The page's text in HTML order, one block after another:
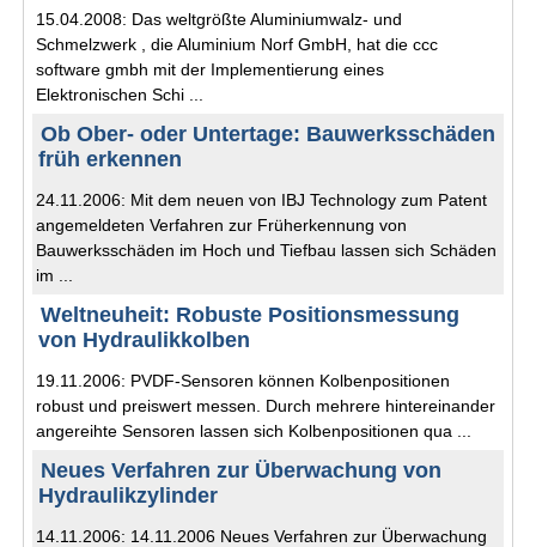
15.04.2008: Das weltgrößte Aluminiumwalz- und
Schmelzwerk , die Aluminium Norf GmbH, hat die ccc
software gmbh mit der Implementierung eines
Elektronischen Schi ...
Ob Ober- oder Untertage: Bauwerksschäden
früh erkennen
24.11.2006: Mit dem neuen von IBJ Technology zum Patent
angemeldeten Verfahren zur Früherkennung von
Bauwerksschäden im Hoch und Tiefbau lassen sich Schäden
im ...
Weltneuheit: Robuste Positionsmessung
von Hydraulikkolben
19.11.2006: PVDF-Sensoren können Kolbenpositionen
robust und preiswert messen. Durch mehrere hintereinander
angereihte Sensoren lassen sich Kolbenpositionen qua ...
Neues Verfahren zur Überwachung von
Hydraulikzylinder
14.11.2006: 14.11.2006 Neues Verfahren zur Überwachung